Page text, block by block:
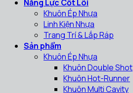
Năng Lực Cốt Lõi
Khuôn Ép Nhựa
Linh Kiện Nhựa
Trang Trí & Lắp Ráp
Sản phẩm
Khuôn Ép Nhựa
Khuôn Double Shot
Khuôn Hot-Runner
Khuôn Multi Cavity